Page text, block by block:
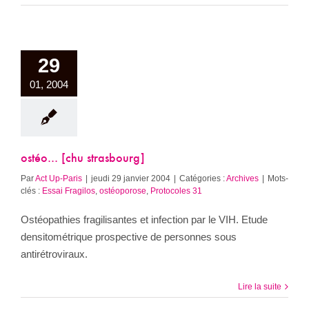
29
01, 2004
ostéo… [chu strasbourg]
ParAct Up-Paris | jeudi 29 janvier 2004 | Catégories :Archives | Mots-
clés : Essai Fragilos ostéoporose Protocoles 31
Ostéopathies fragilisantes et infection par le VIH. Etude
densitométrique prospective de personnes sous
antirétroviraux.
Lire la suite